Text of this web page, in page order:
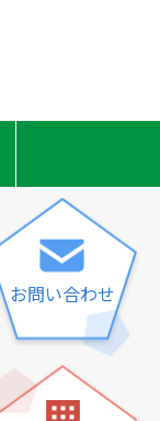
お問い合わせ